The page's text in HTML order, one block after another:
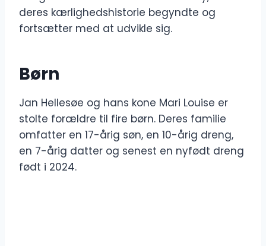
deres kærlighedshistorie begyndte og
fortsætter med at udvikle sig.
Børn
Jan Hellesøe og hans kone Mari Louise er
stolte forældre til fire børn. Deres familie
omfatter en 17-årig søn, en 10-årig dreng,
en 7-årig datter og senest en nyfødt dreng
født i 2024.